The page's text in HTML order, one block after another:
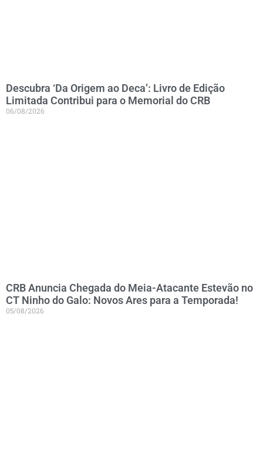
Descubra ‘Da Origem ao Deca’: Livro de Edição
Limitada Contribui para o Memorial do CRB
06/08/2026
CRB Anuncia Chegada do Meia-Atacante Estevão no
CT Ninho do Galo: Novos Ares para a Temporada!
05/08/2026